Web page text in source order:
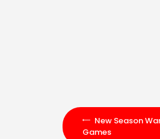
New Season
Games